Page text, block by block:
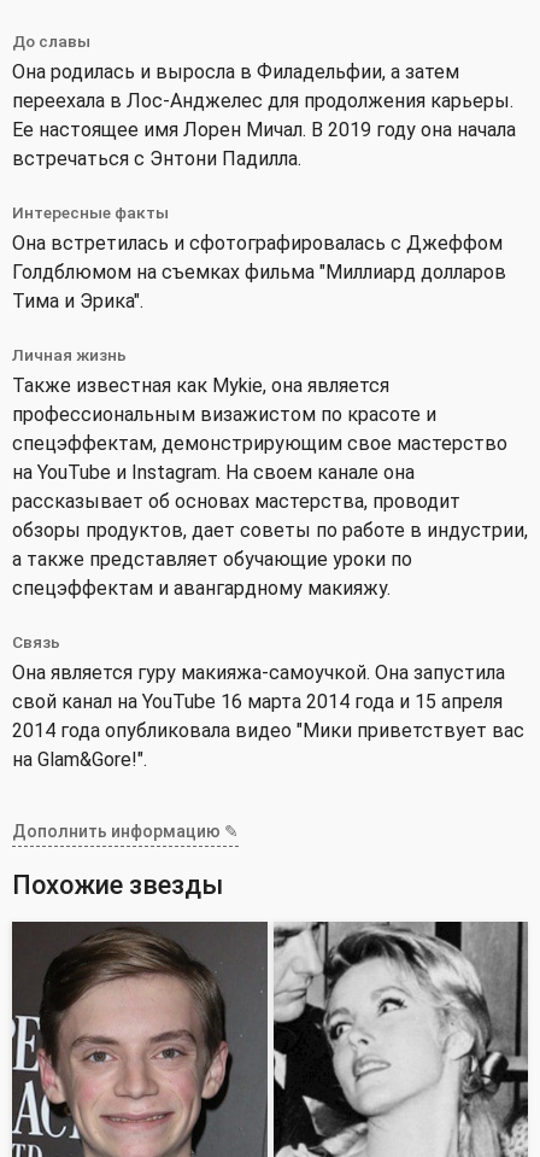
До славы
Она родилась и выросла в Филадельфии, а затем
переехала в Лос-Анджелес для продолжения карьеры.
Ее настоящее имя Лорен Мичал. В 2019 году она начала
встречаться с Энтони Падилла.
Интересные факты
Она встретилась и сфотографировалась с Джеффом
Голдблюмом на съемках фильма "Миллиард долларов
Тима и Эрика".
Личная жизнь
Также известная как Mykie, она является
профессиональным визажистом по красоте и
спецэффектам, демонстрирующим свое мастерство
на YouTube и Instagram. На своем канале она
рассказывает об основах мастерства, проводит
обзоры продуктов, дает советы по работе в индустрии,
а также представляет обучающие уроки по
спецэффектам и авангардному макияжу.
Связь
Она является гуру макияжа-самоучкой. Она запустила
свой канал на YouTube 16 марта 2014 года и 15 апреля
2014 года опубликовала видео "Мики приветствует вас
на Glam&Gore!".
Дополнить информацию ✎
Похожие звезды